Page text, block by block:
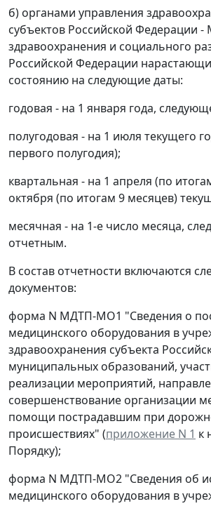
б) органами управления
субъектов Российской Федерации -
здравоохранения и социального
Российской Федерации
состоянию на следующие даты:
годовая - на 1 января года,
полугодовая - на 1 июля текущего
первого полугодия);
квартальная - на 1 апреля (по
октября (по итогам 9 месяцев)
месячная - на 1-е число месяца,
отчетным.
В состав отчетности включаются
документов:
форма N МДТП-МО1 "Сведения о
медицинского оборудования в
здравоохранения субъекта
муниципальных образований,
реализации мероприятий,
совершенствование организации
помощи пострадавшим при
происшествиях" (приложение N 1 к
Порядку);
форма N МДТП-МО2 "Сведения об
медицинского оборудования в